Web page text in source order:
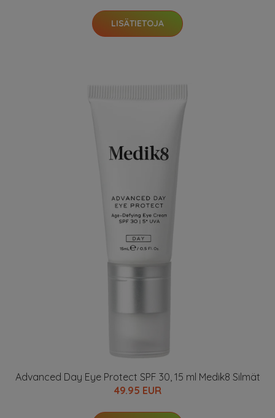
LISÄTIETOJA
Advanced Day Eye Protect SPF 30, 15 ml Medik8 Silmät
49.95 EUR